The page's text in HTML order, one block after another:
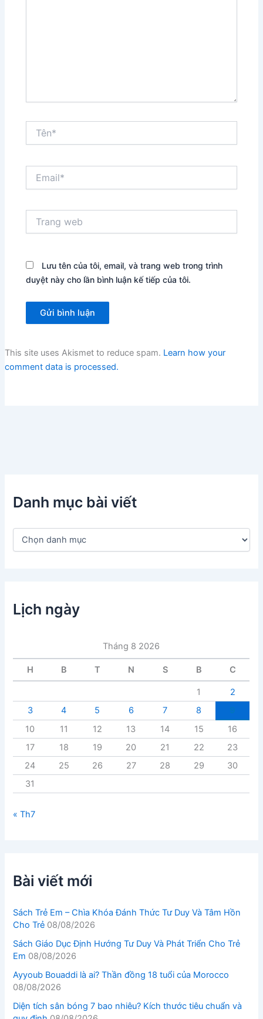
web
Lưu tên của tôi, email, và trang web trong trình
duyệt này cho lần bình luận kế tiếp của tôi.
This site uses Akismet to reduce spam. Learn how your
comment data is processed.
Danh mục bài viết
D
c
b
i
Lịch ngày
Tháng 8 2026
H B T N S B C
1
2
3
4 5 6 7 8
10
11 12 13 14 15
16
17
18 19 20 21 22
23
24
25 26 27 28 29
30
31
« Th7
Bài viết mới
Sách Trẻ Em – Chìa Khóa Đánh Thức Tư Duy Và Tâm Hồn
Cho Trẻ 08/08/2026
Sách Giáo Dục Định Hướng Tư Duy Và Phát Triển Cho Trẻ
Em 08/08/2026
Ayyoub Bouaddi là ai? Thần đồng 18 tuổi của Morocco
08/08/2026
Diện tích sân bóng 7 bao nhiêu? Kích thước tiêu chuẩn và